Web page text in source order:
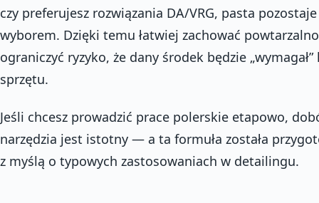
czy preferujesz rozwiązania DA/VRG, pasta
wyborem. Dzięki temu łatwiej zachować
ograniczyć ryzyko, że dany środek będzie
sprzętu.
Jeśli chcesz prowadzić prace polerskie etapowo,
narzędzia jest istotny — a ta formuła została
z myślą o typowych zastosowaniach w detailingu.